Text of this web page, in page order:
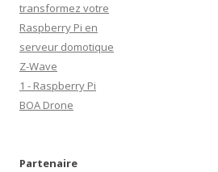
transformez votre
Raspberry Pi en
serveur domotique
Z-Wave
1 - Raspberry Pi
BOA Drone
Partenaire